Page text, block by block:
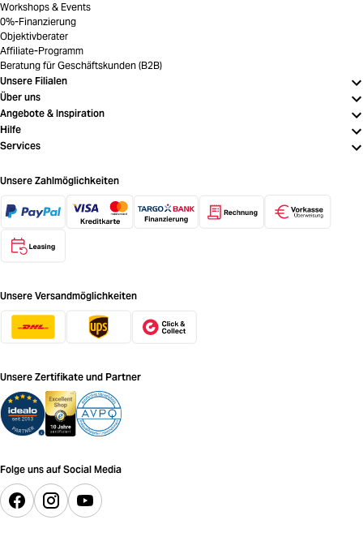
Workshops & Events
0%-Finanzierung
Objektivberater
Affiliate-Programm
Beratung für Geschäftskunden (B2B)
Unsere Filialen
Über uns
Angebote & Inspiration
Hilfe
Services
Unsere Zahlmöglichkeiten
Unsere Versandmöglichkeiten
Unsere Zertifikate und Partner
Folge uns auf Social Media